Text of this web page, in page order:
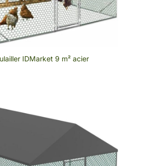
IDMarket 9 m² acier